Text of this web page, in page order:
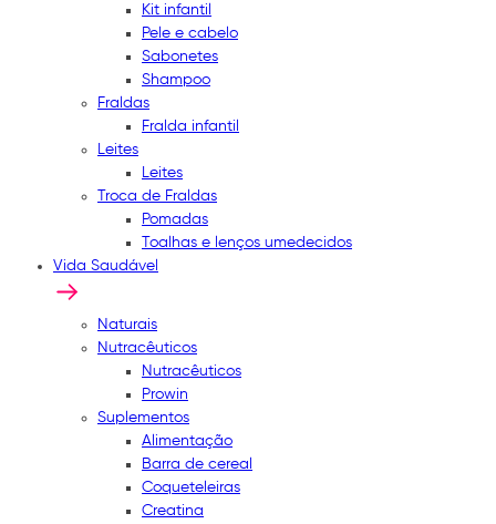
Kit infantil
Pele e cabelo
Sabonetes
Shampoo
Fraldas
Fralda infantil
Leites
Leites
Troca de Fraldas
Pomadas
Toalhas e lenços umedecidos
Vida Saudável
Naturais
Nutracêuticos
Nutracêuticos
Prowin
Suplementos
Alimentação
Barra de cereal
Coqueteleiras
Creatina